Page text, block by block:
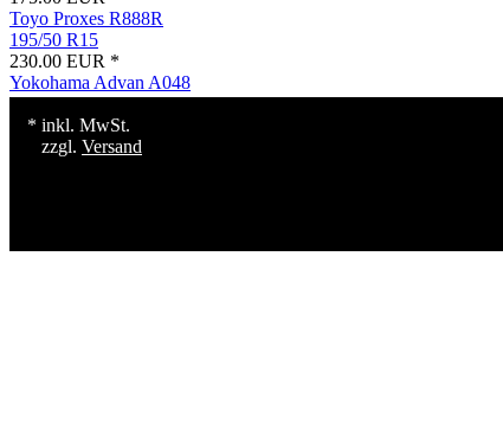
Toyo Proxes R888R
195/50 R15
230.00 EUR *
Yokohama Advan A048
* inkl. MwSt.
zzgl. Versand